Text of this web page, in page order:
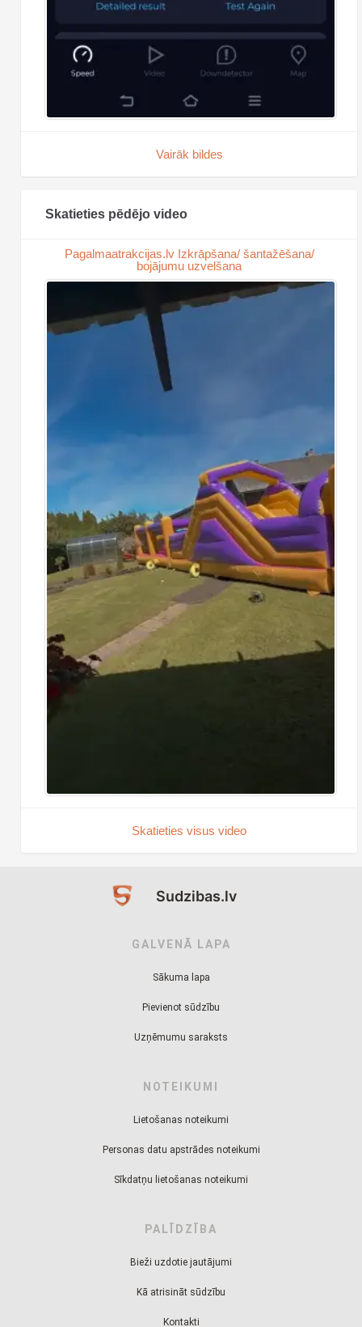
Vairāk bildes
Skatieties pēdējo video
Pagalmaatrakcijas.lv Izkrāpšana/ šantažēšana/
bojājumu uzvelšana
Skatieties visus video
Sudzibas.lv
GALVENĀ LAPA
Sākuma lapa
Pievienot sūdzību
Uzņēmumu saraksts
NOTEIKUMI
Lietošanas noteikumi
Personas datu apstrādes noteikumi
Sīkdatņu lietošanas noteikumi
PALĪDZĪBA
Bieži uzdotie jautājumi
Kā atrisināt sūdzību
Kontakti